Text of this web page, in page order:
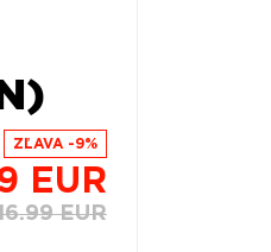
ZĽAVA -9%
EUR
EUR